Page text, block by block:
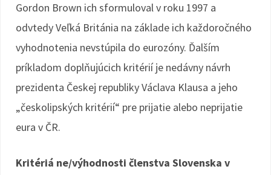
Gordon Brown ich sformuloval v roku 1997 a
odvtedy Veľká Británia na základe ich každoročného
vyhodnotenia nevstúpila do eurozóny. Ďalším
príkladom doplňujúcich kritérií je nedávny návrh
prezidenta Českej republiky Václava Klausa a jeho
„českolipských kritérií“ pre prijatie alebo neprijatie
eura v ČR.
Kritériá ne/výhodnosti členstva Slovenska v